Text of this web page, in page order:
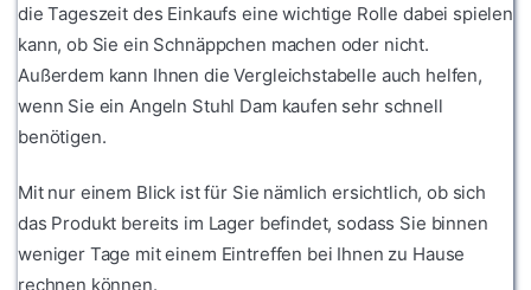
die Tageszeit des Einkaufs eine wichtige Rolle dabei spielen
kann, ob Sie ein Schnäppchen machen oder nicht.
Außerdem kann Ihnen die Vergleichstabelle auch helfen,
wenn Sie ein Angeln Stuhl Dam kaufen sehr schnell
benötigen.
Mit nur einem Blick ist für Sie nämlich ersichtlich, ob sich
das Produkt bereits im Lager befindet, sodass Sie binnen
weniger Tage mit einem Eintreffen bei Ihnen zu Hause
rechnen können.